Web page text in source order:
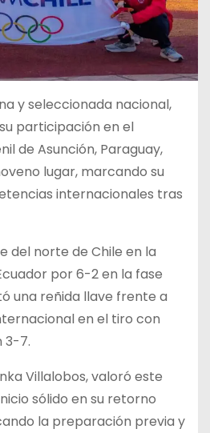
y seleccionada nacional,
participación en el
de Asunción, Paraguay,
lugar, marcando su
internacionales tras
del norte de Chile en la
por 6-2 en la fase
una reñida llave frente a
en el tiro con
3-7.
Villalobos, valoró este
sólido en su retorno
la preparación previa y